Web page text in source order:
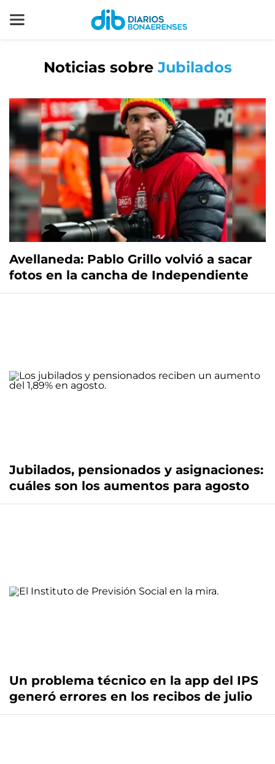
Noticias sobreJubilados
Avellaneda: Pablo Grillo volvió a sacar
fotos en la cancha de Independiente
Jubilados, pensionados y asignaciones:
cuáles son los aumentos para agosto
Un problema técnico en la app del IPS
generó errores en los recibos de julio